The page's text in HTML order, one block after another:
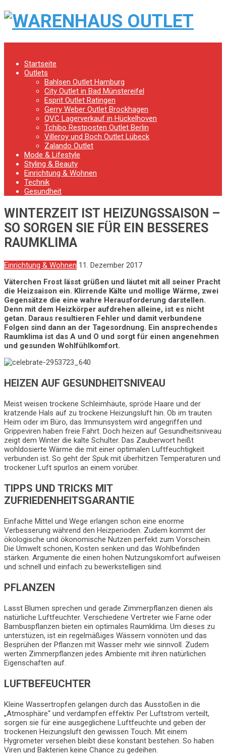
Startseite
Outlets
Bahlsen Outlet Hamburg
City Outlet in Bad Münstereifel
Esprit Outlet Ratingen
Gerry Weber Outlet Brockhagen
QVC Lagerverkauf in Hückelhoven
Tchibo Restposten Outlet Berlin
Villeroy und Boch Outlet Lübeck
Zalando Outlet
Mode & Lifestyle
Styling & Beauty
Einrichtung & Wohnen
Technik
Gesundheit
WINTERZEIT IST HEIZUNGSSAISON –
SO SORGEN SIE FÜR EIN BESSERES
RAUMKLIMA
Einrichtung & Wohnen 11. Dezember 2017
Väterchen Frost lässt grüßen und läutet mit all seiner Pracht
die Heizsaison ein. Klirrende Kälte und mollige Wärme, zwei
Gegensätze die eine wahre Herausforderung darstellen.
Denn mit dem Heizkörper aufdrehen alleine, ist es nicht
getan. Daraus resultieren Fehler und damit verbundene
Folgen sind dann an der Tagesordnung. Ein ansprechendes
Raumklima ist das A und O und sorgt für einen angenehmen
und gesunden Wohlfühlkomfort.
HEIZEN AUF GESUNDHEITSNIVEAU
Meist weisen trockene Schleimhäute, spröde Haare und der
kratzende Hals auf zu trockene Heizungsluft hin. Ob im trauten
Heim oder im Büro, das Immunsystem wird angegriffen und
Grippeviren haben freie Fahrt. Doch heizen auf Gesundheitsniveau
zeigt dem Winter die kalte Schulter. Das Zauberwort heißt
wohldosierte Wärme die mit einer optimalen Luftfeuchtigkeit
verbunden ist. So geht der Spuk mit überhitzen Temperaturen und
trockener Luft spurlos an einem vorüber.
TIPPS UND TRICKS MIT
ZUFRIEDENHEITSGARANTIE
Einfache Mittel und Wege erlangen schon eine enorme
Verbesserung während den Heizperioden. Zudem kommt der
ökologische und ökonomische Nutzen perfekt zum Vorschein.
Die Umwelt schonen, Kosten senken und das Wohlbefinden
stärken. Argumente die einen hohen Nutzungskomfort aufweisen
und schnell und einfach zu bewerkstelligen sind.
PFLANZEN
Lasst Blumen sprechen und gerade Zimmerpflanzen dienen als
natürliche Luftfeuchter. Verschiedene Vertreter wie Farne oder
Bambuspflanzen bieten ein optimales Raumklima. Um dieses zu
unterstüzen, ist ein regelmäßiges Wässern vonnöten und das
Besprühen der Pflanzen mit Wasser mehr wie sinnvoll. Zudem
werten Zimmerpflanzen jedes Ambiente mit ihren natürlichen
Eigenschaften auf.
LUFTBEFEUCHTER
Kleine Wassertropfen gelangen durch das Ausstoßen in die
„Atmosphäre“ und verdampfen effektiv. Per Luftstrom verteilt,
sorgen sie für eine ausgeglichene Luftfeuchte und geben der
trockenen Heizungsluft den gewissen Touch. Mit einem
Hygrometer versehen bleibt diese konstant bestehen. So haben
Viren und Bakterien keine Chance zu gedeihen.